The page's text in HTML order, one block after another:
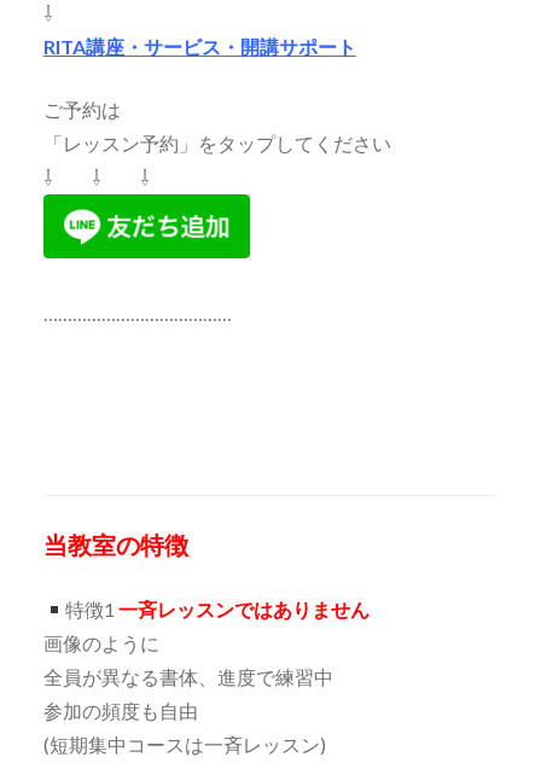
⇩
RITA講座・サービス・開講サポート
ご予約は
「レッスン予約」をタップしてください
⇩ ⇩ ⇩
…………………………………
当教室の特徴
特徴1一斉レッスンではありません
画像のように
全員が異なる書体、進度で練習中
参加の頻度も自由
(短期集中コースは一斉レッスン)